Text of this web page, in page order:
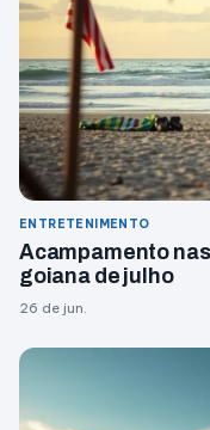
ENTRETENIMENTO
Acampamento
goiana de julho
26 de jun.